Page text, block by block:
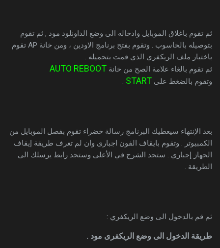
ثم تقوم باغلاق الموبايل وادخاله الى وضع الداونلود مود , ثم تقوم
بتوصيله بالحاسوب . وتقوم بفتح برنامج الاودين ، ومن خانة AP تقوم
باختيار ملف الريكفري الذي قمت بتحميله .
ثم تقوم بالغاء علامة الصح من خانةAUTO REBOOT
وتقوم بالضغط علىSTART
.
بعد الإنتهاء سيعطيك البرنامج رسالة خضراء تقوم بفصل الموبايل من
الكمبيوتر . وتقوم بايقاف الفون اجبارى وان لم تعرف طريقة إيقاف
الجهاز إجباري . ستجد الشرح في الأعلى وستجد رابط يرسلك الى
الطريقة .
ثم قم بالدخول الى وضع الريكفري :
طريقة الدخول الى وضع الريكفرى مود .